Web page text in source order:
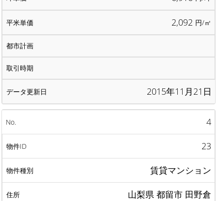
2,092 円/㎡
2015年11月21日
4
23
賃貸マンション
山梨県 都留市 田野倉